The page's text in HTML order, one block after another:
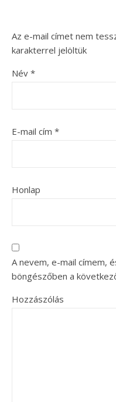
Az e-mail címet nem
karakterrel jelöltük
Név *
E-mail cím *
Honlap
A nevem, e-mail címem,
böngészőben a
Hozzászólás